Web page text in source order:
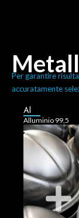
Per garantire
accuratamente
Al
Alluminio 99,5
lavorazioni.
Facilmente
verniciabile,
presentare
difficoltà
nei processi
di
lucidatura,
saldatura e